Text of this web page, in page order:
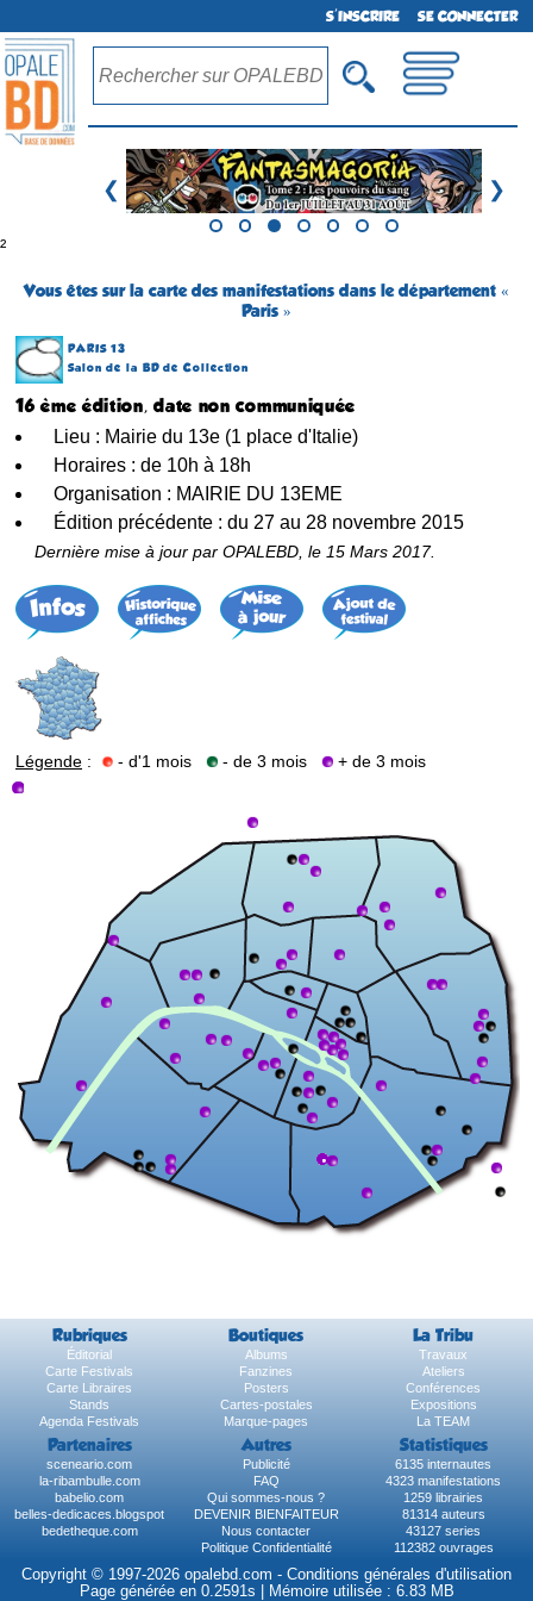
S'INSCRIRE SE CONNECTER
❮ ❯
²
Vous êtes sur la carte des manifestations dans le département «
Paris »
PARIS 13
Salon de la BD de Collection
16 ème édition, date non communiquée
Lieu : Mairie du 13e (1 place d'Italie)
Horaires : de 10h à 18h
Organisation : MAIRIE DU 13EME
Édition précédente : du 27 au 28 novembre 2015
Dernière mise à jour par OPALEBD, le 15 Mars 2017.
Légende : - d'1 mois - de 3 mois + de 3 mois
Rubriques Boutiques La Tribu
Éditorial Albums
Travaux
Carte Festivals
Fanzines
Ateliers
Carte Libraires
Posters
Conférences
Stands
Cartes-postales
Expositions
Agenda Festivals
Marque-pages La TEAM
Partenaires Autres Statistiques
sceneario.com Publicité
6135 internautes
la-ribambulle.com
FAQ
4323 manifestations
babelio.com
Qui sommes-nous ?
1259 librairies
belles-dedicaces.blogspot
DEVENIR BIENFAITEUR
81314 auteurs
bedetheque.com
Nous contacter
43127 series
Politique Confidentialité
112382 ouvrages
Copyright © 1997-2026 opalebd.com - Conditions générales d'utilisation
Page générée en 0.2591s | Mémoire utilisée : 6.83 MB